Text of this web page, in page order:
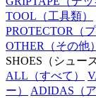
TOOL （工具類）
PROTECTOR （
OTHER （その他）
SHOES （シュー
ALL （すべて）
ー）
ADIDAS （